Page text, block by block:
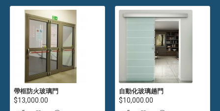
帶框防火玻璃門
$13,000.00
自動化玻璃趟門
$10,000.00